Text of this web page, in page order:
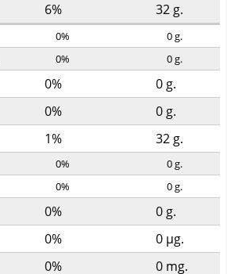
6% 32g.
0% 0g.
0% 0g.
0% 0g.
0% 0g.
1% 32g.
0% 0g.
0% 0g.
0% 0g.
0% 0 µg.
0% 0 mg.